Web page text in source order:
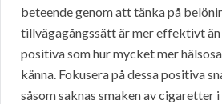
beteende genom att tänka på
tillvägagångssätt är mer effektivt
positiva som hur mycket mer
känna. Fokusera på dessa positiva
såsom saknas smaken av cigaretter